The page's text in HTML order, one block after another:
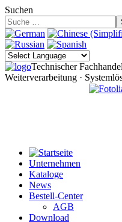
Suchen
Technischer
Weiterverarbeitung ·
Unternehmen
Kataloge
News
Bestell-Center
AGB
Download